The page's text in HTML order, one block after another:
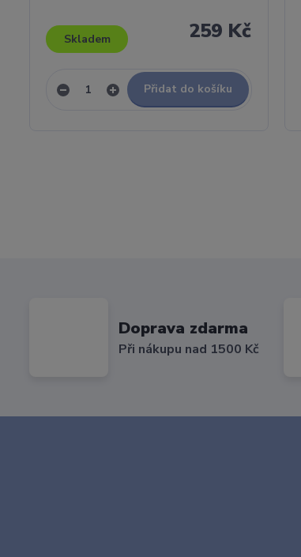
259 Kč
Skladem
Přidat do košíku
Doprava zdarma
Při nákupu nad 1500 Kč